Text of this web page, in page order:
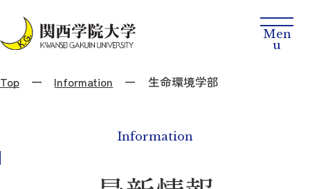
Top Information 生命環境学部
Information